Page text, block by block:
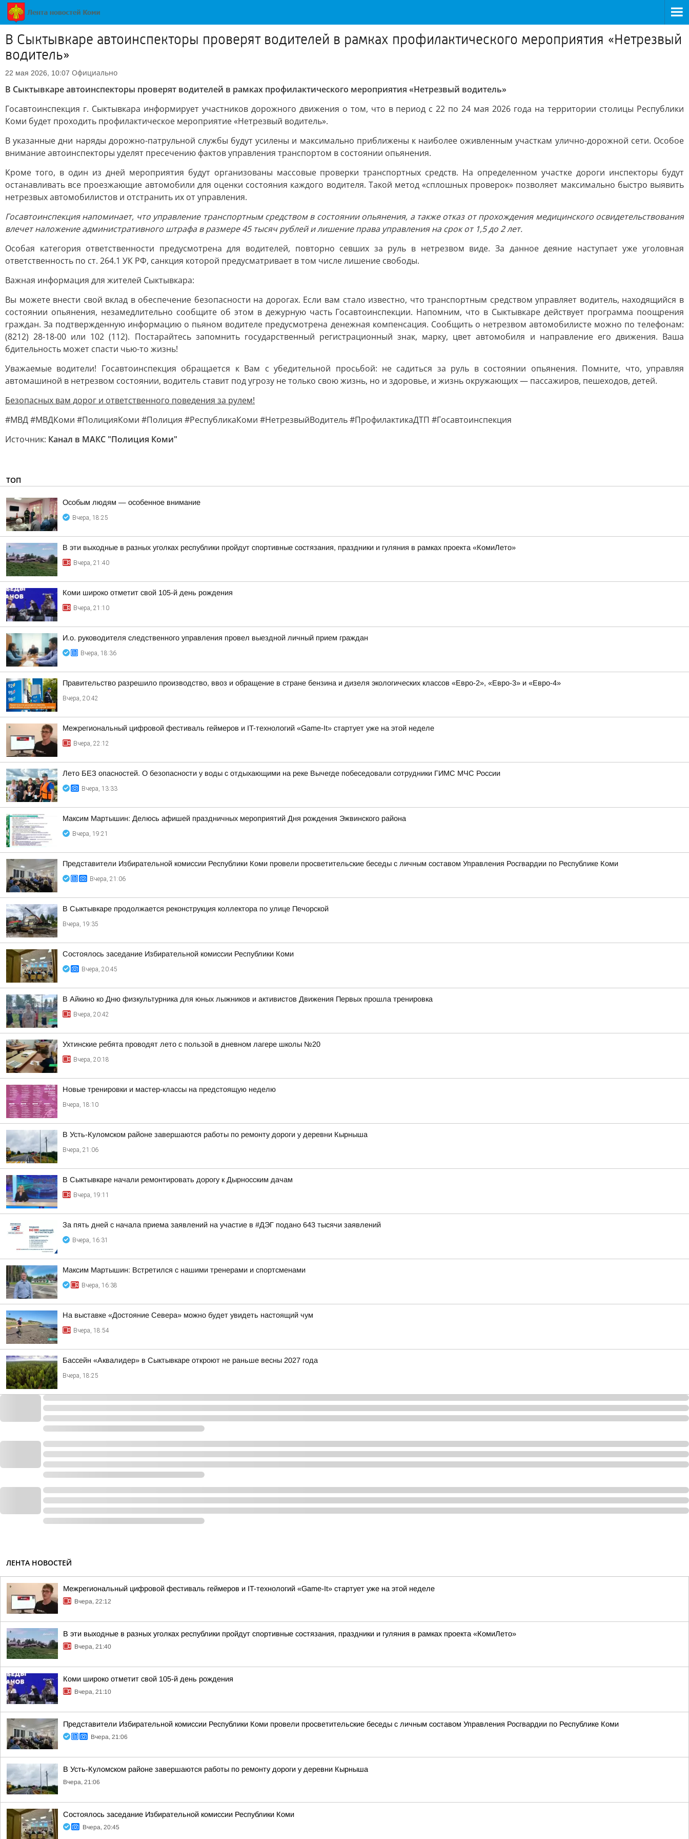
В Сыктывкаре автоинспекторы проверят водителей в рамках профилактического мероприятия «Нетрезвый
водитель»
22 мая 2026, 10:07 Официально
В Сыктывкаре автоинспекторы проверят водителей в рамках профилактического мероприятия «Нетрезвый водитель»
Госавтоинспекция г. Сыктывкара информирует участников дорожного движения о том, что в период с 22 по 24 мая 2026 года на территории столицы Республики
Коми будет проходить профилактическое мероприятие «Нетрезвый водитель».
В указанные дни наряды дорожно-патрульной службы будут усилены и максимально приближены к наиболее оживленным участкам улично-дорожной сети. Особое
внимание автоинспекторы уделят пресечению фактов управления транспортом в состоянии опьянения.
Кроме того, в один из дней мероприятия будут организованы массовые проверки транспортных средств. На определенном участке дороги инспекторы будут
останавливать все проезжающие автомобили для оценки состояния каждого водителя. Такой метод «сплошных проверок» позволяет максимально быстро выявить
нетрезвых автомобилистов и отстранить их от управления.
Госавтоинспекция напоминает, что управление транспортным средством в состоянии опьянения, а также отказ от прохождения медицинского освидетельствования
влечет наложение административного штрафа в размере 45 тысяч рублей и лишение права управления на срок от 1,5 до 2 лет.
Особая категория ответственности предусмотрена для водителей, повторно севших за руль в нетрезвом виде. За данное деяние наступает уже уголовная
ответственность по ст. 264.1 УК РФ, санкция которой предусматривает в том числе лишение свободы.
Важная информация для жителей Сыктывкара:
Вы можете внести свой вклад в обеспечение безопасности на дорогах. Если вам стало известно, что транспортным средством управляет водитель, находящийся в
состоянии опьянения, незамедлительно сообщите об этом в дежурную часть Госавтоинспекции. Напомним, что в Сыктывкаре действует программа поощрения
граждан. За подтвержденную информацию о пьяном водителе предусмотрена денежная компенсация. Сообщить о нетрезвом автомобилисте можно по телефонам:
(8212) 28-18-00 или 102 (112). Постарайтесь запомнить государственный регистрационный знак, марку, цвет автомобиля и направление его движения. Ваша
бдительность может спасти чью-то жизнь!
Уважаемые водители! Госавтоинспекция обращается к Вам с убедительной просьбой: не садиться за руль в состоянии опьянения. Помните, что, управляя
автомашиной в нетрезвом состоянии, водитель ставит под угрозу не только свою жизнь, но и здоровье, и жизнь окружающих — пассажиров, пешеходов, детей.
Безопасных вам дорог и ответственного поведения за рулем!
#МВД #МВДКоми #ПолицияКоми #Полиция #РеспубликаКоми #НетрезвыйВодитель #ПрофилактикаДТП #Госавтоинспекция
Источник: Канал в МАКС "Полиция Коми"
ТОП
Особым людям — особенное внимание
Вчера, 18:25
В эти выходные в разных уголках республики пройдут спортивные состязания, праздники и гуляния в рамках проекта «КомиЛето»
Вчера, 21:40
Коми широко отметит свой 105-й день рождения
Вчера, 21:10
И.о. руководителя следственного управления провел выездной личный прием граждан
Вчера, 18:36
Правительство разрешило производство, ввоз и обращение в стране бензина и дизеля экологических классов «Евро-2», «Евро-3» и «Евро-4»
Вчера, 20:42
Межрегиональный цифровой фестиваль геймеров и IT-технологий «Game-It» стартует уже на этой неделе
Вчера, 22:12
Лето БЕЗ опасностей. О безопасности у воды с отдыхающими на реке Вычегде побеседовали сотрудники ГИМС МЧС России
Вчера, 13:33
Максим Мартышин: Делюсь афишей праздничных мероприятий Дня рождения Эжвинского района
Вчера, 19:21
Представители Избирательной комиссии Республики Коми провели просветительские беседы с личным составом Управления Росгвардии по Республике Коми
Вчера, 21:06
В Сыктывкаре продолжается реконструкция коллектора по улице Печорской
Вчера, 19:35
Состоялось заседание Избирательной комиссии Республики Коми
Вчера, 20:45
В Айкино ко Дню физкультурника для юных лыжников и активистов Движения Первых прошла тренировка
Вчера, 20:42
Ухтинские ребята проводят лето с пользой в дневном лагере школы №20
Вчера, 20:18
Новые тренировки и мастер-классы на предстоящую неделю
Вчера, 18:10
В Усть-Куломском районе завершаются работы по ремонту дороги у деревни Кырныша
Вчера, 21:06
В Сыктывкаре начали ремонтировать дорогу к Дырносским дачам
Вчера, 19:11
За пять дней с начала приема заявлений на участие в #ДЭГ подано 643 тысячи заявлений
Вчера, 16:31
Максим Мартышин: Встретился с нашими тренерами и спортсменами
Вчера, 16:38
На выставке «Достояние Севера» можно будет увидеть настоящий чум
Вчера, 18:54
Бассейн «Аквалидер» в Сыктывкаре откроют не раньше весны 2027 года
Вчера, 18:25
ЛЕНТА НОВОСТЕЙ
Межрегиональный цифровой фестиваль геймеров и IT-технологий «Game-It» стартует уже на этой неделе
Вчера, 22:12
В эти выходные в разных уголках республики пройдут спортивные состязания, праздники и гуляния в рамках проекта «КомиЛето»
Вчера, 21:40
Коми широко отметит свой 105-й день рождения
Вчера, 21:10
Представители Избирательной комиссии Республики Коми провели просветительские беседы с личным составом Управления Росгвардии по Республике Коми
Вчера, 21:06
В Усть-Куломском районе завершаются работы по ремонту дороги у деревни Кырныша
Вчера, 21:06
Состоялось заседание Избирательной комиссии Республики Коми
Вчера, 20:45